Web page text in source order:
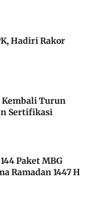
Hadiri Rakor
Kembali Turun
Sertifikasi
Paket MBG
Ramadan 1447 H